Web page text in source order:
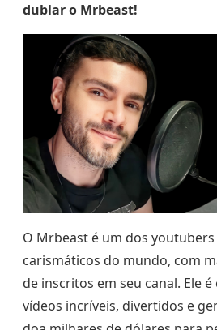
dublar o Mrbeast!
O Mrbeast é um dos
carismáticos do mundo, com
de inscritos em seu canal. Ele
vídeos incríveis, divertidos e